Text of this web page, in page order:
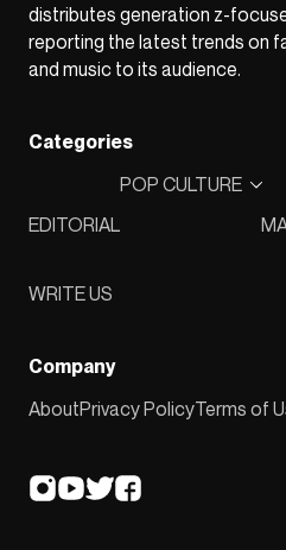
distributes generation z-
reporting the latest trends on
and music to its audience.
Categories
EDITORIAL
POP CULTURE
WRITE US
Company
AboutPrivacy PolicyTerms of